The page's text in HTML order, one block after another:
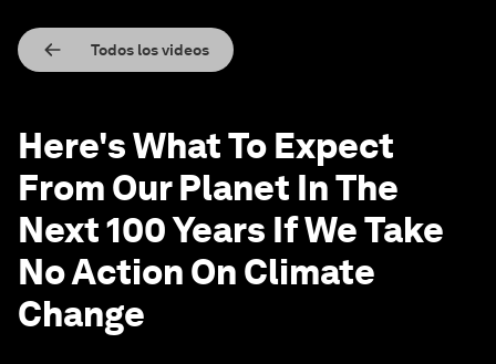
Todos los videos
Here's What To Expect
From Our Planet In The
Next 100 Years If We Take
No Action On Climate
Change